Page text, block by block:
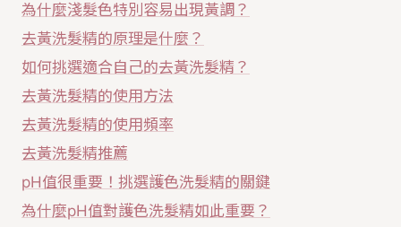
為什麼淺髮色特別容易出現黃調？
去黃洗髮精的原理是什麼？
如何挑選適合自己的去黃洗髮精？
去黃洗髮精的使用方法
去黃洗髮精的使用頻率
去黃洗髮精推薦
pH值很重要！挑選護色洗髮精的關鍵
為什麼pH值對護色洗髮精如此重要？